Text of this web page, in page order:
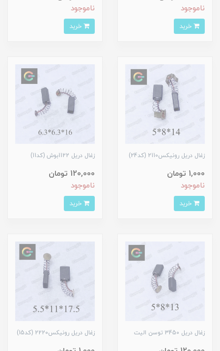
ناموجود ناموجود
زغال دریل رونیکس2110 (کد24)
1,000 تومان
ناموجود
زغال دریل 1122بوش (کد11)
120,000 تومان
ناموجود
زغال دریل 3450 توسن الیت زغال دریل رونیکس2220 (کد15)